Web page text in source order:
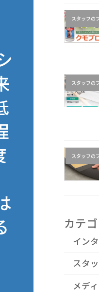
スタッフの
スタッフの
スタッフの
カテ
イン
スタ
メデ